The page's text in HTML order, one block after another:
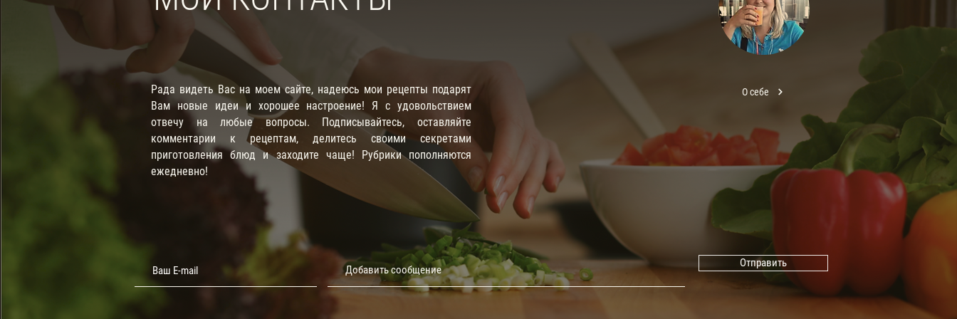
Рада видеть Вас на моем сайте, надеюсь мои рецепты подарят
Вам новые идеи и хорошее настроение! Я с удовольствием
отвечу на любые вопросы. Подписывайтесь, оставляйте
комментарии к рецептам, делитесь своими секретами
приготовления блюд и заходите чаще! Рубрики пополняются
ежедневно!
О себе
Отправить